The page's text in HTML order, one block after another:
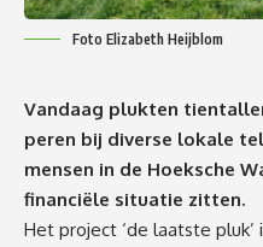
Foto Elizabeth Heijblom
Vandaag plukten
peren bij diverse lokale
mensen in de Hoeksche
financiële situatie zitten.
Het project ‘de laatste